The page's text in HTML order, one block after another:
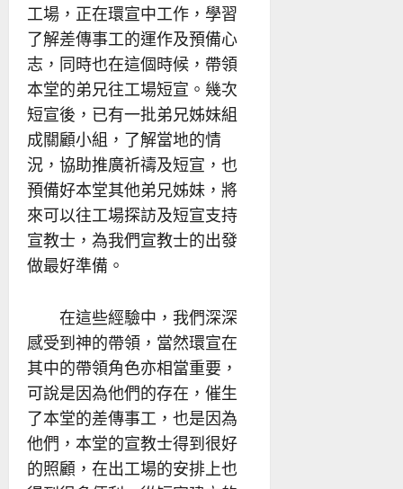
工場，正在環宣中工作，學習
了解差傳事工的運作及預備心
志，同時也在這個時候，帶領
本堂的弟兄往工場短宣。幾次
短宣後，已有一批弟兄姊妹組
成關顧小組，了解當地的情
況，協助推廣祈禱及短宣，也
預備好本堂其他弟兄姊妹，將
來可以往工場探訪及短宣支持
宣教士，為我們宣教士的出發
做最好準備。
在這些經驗中，我們深深
感受到神的帶領，當然環宣在
其中的帶領角色亦相當重要，
可說是因為他們的存在，催生
了本堂的差傳事工，也是因為
他們，本堂的宣教士得到很好
的照顧，在出工場的安排上也